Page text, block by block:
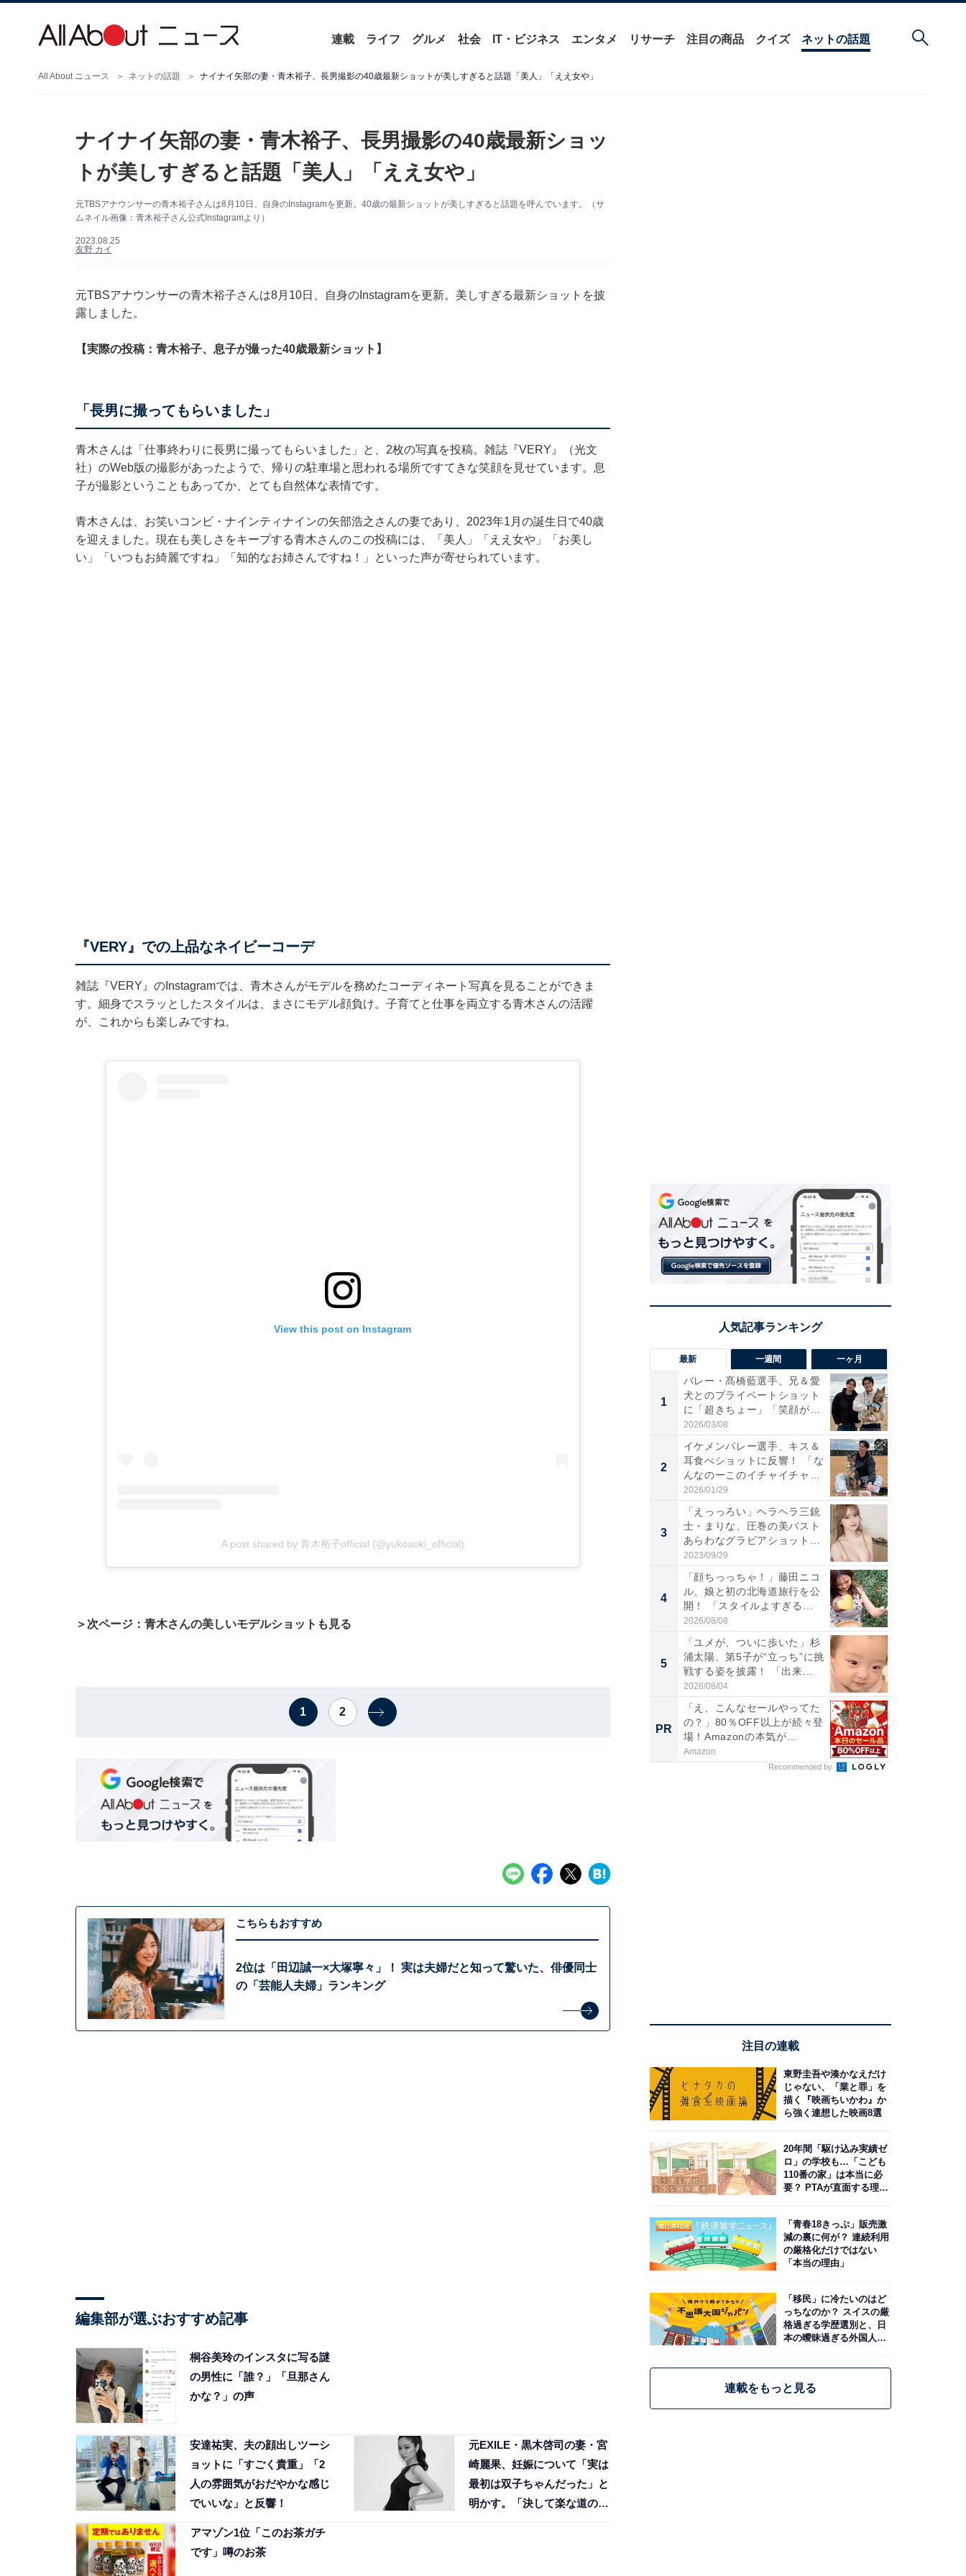
連載 ライフ グルメ 社会 IT・ビジネス エンタメ リサーチ 注目の商品 クイズ ネットの話題
All About ニュース ネットの話題 ナイナイ矢部の妻・青木裕子、長男撮影の40歳最新ショットが美しすぎると話題「美人」「ええ女や」
ナイナイ矢部の妻・青木裕子、長男撮影の40歳最新ショッ
トが美しすぎると話題「美人」「ええ女や」
元TBSアナウンサーの青木裕子さんは8月10日、自身のInstagramを更新。40歳の最新ショットが美しすぎると話題を呼んでいます。（サ
ムネイル画像：青木裕子さん公式Instagramより）
2023.08.25
友野 カイ
元TBSアナウンサーの青木裕子さんは8月10日、自身のInstagramを更新。美しすぎる最新ショットを披
露しました。
【実際の投稿：青木裕子、息子が撮った40歳最新ショット】
「長男に撮ってもらいました」
青木さんは「仕事終わりに長男に撮ってもらいました」と、2枚の写真を投稿。雑誌『VERY』（光文
社）のWeb版の撮影があったようで、帰りの駐車場と思われる場所ですてきな笑顔を見せています。息
子が撮影ということもあってか、とても自然体な表情です。
青木さんは、お笑いコンビ・ナインティナインの矢部浩之さんの妻であり、2023年1月の誕生日で40歳
を迎えました。現在も美しさをキープする青木さんのこの投稿には、「美人」「ええ女や」「お美し
い」「いつもお綺麗ですね」「知的なお姉さんですね！」といった声が寄せられています。
『VERY』での上品なネイビーコーデ
雑誌『VERY』のInstagramでは、青木さんがモデルを務めたコーディネート写真を見ることができま
す。細身でスラッとしたスタイルは、まさにモデル顔負け。子育てと仕事を両立する青木さんの活躍
が、これからも楽しみですね。
View this post on Instagram
A post shared by 青木裕子official (@yukoaoki_official)
＞次ページ：青木さんの美しいモデルショットも見る
1 2
こちらもおすすめ
2位は「田辺誠一×大塚寧々」！ 実は夫婦だと知って驚いた、俳優同士
の「芸能人夫婦」ランキング
編集部が選ぶおすすめ記事
桐谷美玲のインスタに写る謎
の男性に「誰？」「旦那さん
かな？」の声
安達祐実、夫の顔出しツーシ
ョットに「すごく貴重」「2
人の雰囲気がおだやかな感じ
でいいな」と反響！
元EXILE・黒木啓司の妻・宮
崎麗果、妊娠について「実は
最初は双子ちゃんだった」と
明かす。「決して楽な道のり
アマゾン1位「このお茶ガチ
です」噂のお茶
最新 一週間 一ヶ月
1
バレー・髙橋藍選手、兄＆愛
犬とのプライベートショット
に「超きちょー」「笑顔が見
れ...
2026/03/08
2
イケメンバレー選手、キス＆
耳食べショットに反響！ 「な
んなのーこのイチャイチャ
感...
2026/01/29
3
「えっっろい」ヘラヘラ三銃
士・まりな、圧巻の美バスト
あらわなグラビアショット公
開...
2023/09/29
4
「顔ちっっちゃ！」藤田ニコ
ル、娘と初の北海道旅行を公
開！ 「スタイルよすぎる
よ〜...
2026/08/08
5
「ユメが、ついに歩いた」杉
浦太陽、第5子が“立っち”に挑
戦する姿を披露！ 「出来...
2026/08/04
PR
「え、こんなセールやってた
の？」80％OFF以上が続々登
場！Amazonの本気が...
Amazon
Recommended by
注目の連載
東野圭吾や湊かなえだけ
じゃない、「業と罪」を
描く『映画ちいかわ』か
ら強く連想した映画8選
20年間「駆け込み実績ゼ
ロ」の学校も…「こども
110番の家」は本当に必
要？ PTAが直面する理想
「青春18きっぷ」販売激
減の裏に何が？ 連続利用
の厳格化だけではない
「本当の理由」
「移民」に冷たいのはど
っちなのか？ スイスの厳
格過ぎる学歴選別と、日
本の曖昧過ぎる外国人政
連載をもっと見る